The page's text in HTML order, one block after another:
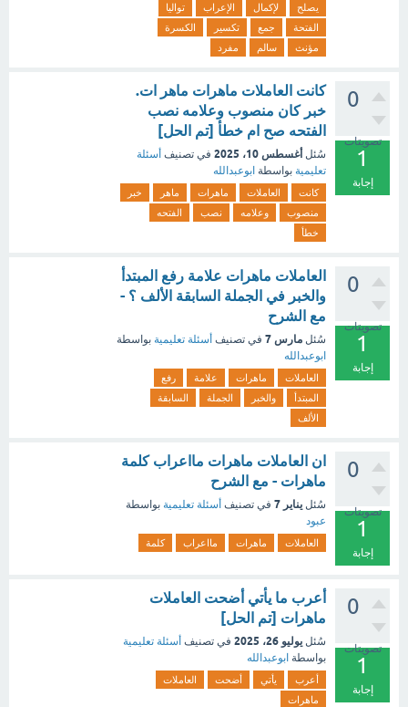
يصلح لإكمال الإعراب
تواليا
الفتحة
جمع تكسير
الكسرة
مؤنث
سالم مفرد
0
تصويتات
1
إجابة
كانت العاملات ماهرات ماهر ات.
خبر كان منصوب وعلامه نصب
الفتحه صح ام خطأ [تم الحل]
سُئل أغسطس 10، 2025 في تصنيف أسئلة
تعليمية بواسطة ابوعبدالله
كانت العاملات ماهرات ماهر
خبر
منصوب
وعلامه نصب
الفتحه
خطأ
0
تصويتات
1
إجابة
العاملات ماهرات علامة رفع المبتدأ
والخبر في الجملة السابقة الألف ؟ -
مع الشرح
سُئل مارس 7 في تصنيف أسئلة تعليمية بواسطة
ابوعبدالله
العاملات ماهرات علامة
رفع
المبتدأ
والخبر الجملة
السابقة
الألف
0
تصويتات
1
إجابة
ان العاملات ماهرات مااعراب كلمة
ماهرات - مع الشرح
سُئل يناير 7 في تصنيف أسئلة تعليمية بواسطة
عبود
العاملات ماهرات مااعراب كلمة
0
تصويتات
1
إجابة
أعرب ما يأتي أضحت العاملات
ماهرات [تم الحل]
سُئل يوليو 26، 2025 في تصنيف أسئلة تعليمية
بواسطة ابوعبدالله
أعرب يأتي أضحت
العاملات
ماهرات